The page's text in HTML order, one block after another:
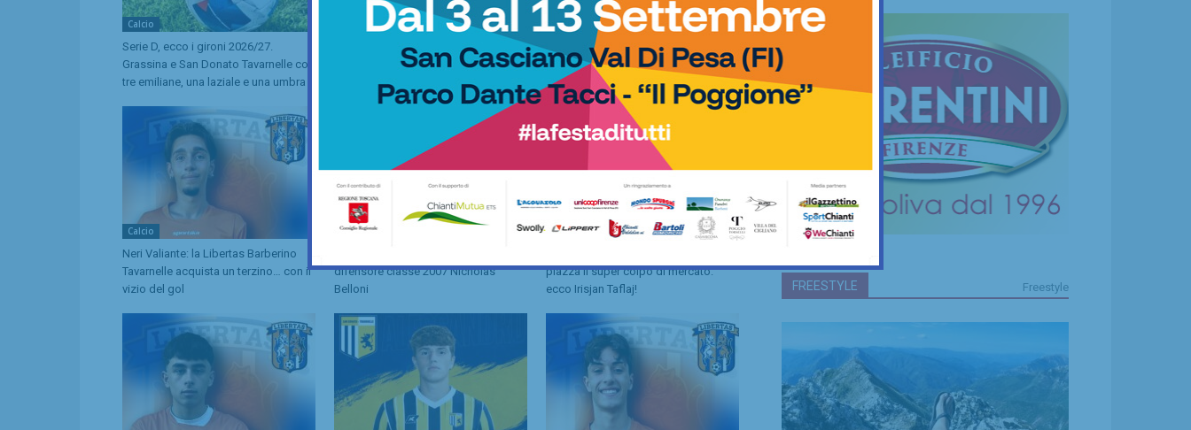
Calcio
Serie D, ecco i gironi 2026/27.
Grassina e San Donato Tavarnelle con
tre emiliane, una laziale e una umbra
Serie D, ecco i due passaggi
fondamentali su organici e calendari
(e il Grassina spera…)
Calcio
Il San Donato Tavarnelle vince la sua
prima amichevole: 2-1 in rimonta
contro il Grosseto di Indiani
Calcio
Neri Valiante: la Libertas Barberino
Tavarnelle acquista un terzino… con il
vizio del gol
Calcio
difensore classe 2007 Nicholas
Belloni
Calcio
piazza il super colpo di mercato:
ecco Irisjan Taflaj!
FREESTYLE Freestyle